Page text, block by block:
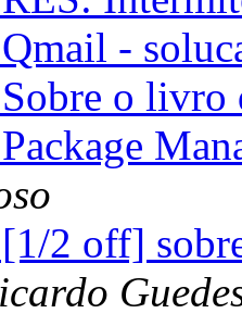
-
o livro
2 off]